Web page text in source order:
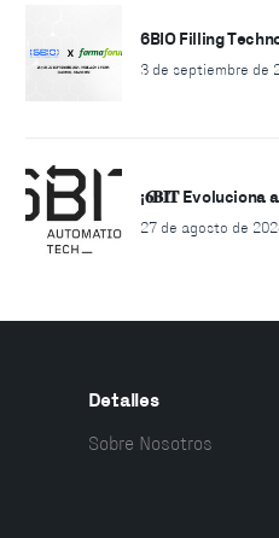
6BIO Filling
3 de septiembre de
¡𝟔𝐁𝐈𝐓 Evoluciona
27 de agosto de
Detalles
Sobre Nosotros